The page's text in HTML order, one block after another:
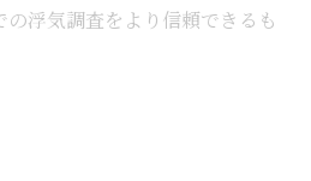
浮気調査をより信頼できるも